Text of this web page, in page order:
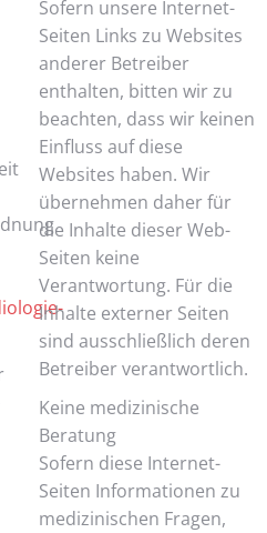
Sofern unsere Internet-
Seiten Links zu Websites
anderer Betreiber
enthalten, bitten wir zu
beachten, dass wir keinen
Einfluss auf diese
Websites haben. Wir
übernehmen daher für
die Inhalte dieser Web-
Seiten keine
Verantwortung. Für die
Inhalte externer Seiten
sind ausschließlich deren
Betreiber verantwortlich.
Keine medizinische
Beratung
Sofern diese Internet-
Seiten Informationen zu
medizinischen Fragen,